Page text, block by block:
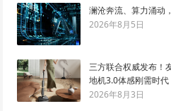
澜沧奔流、算力涌动
2026年8月5日
三方联合权威发布！
地机3.0体感刚需时代
2026年8月3日